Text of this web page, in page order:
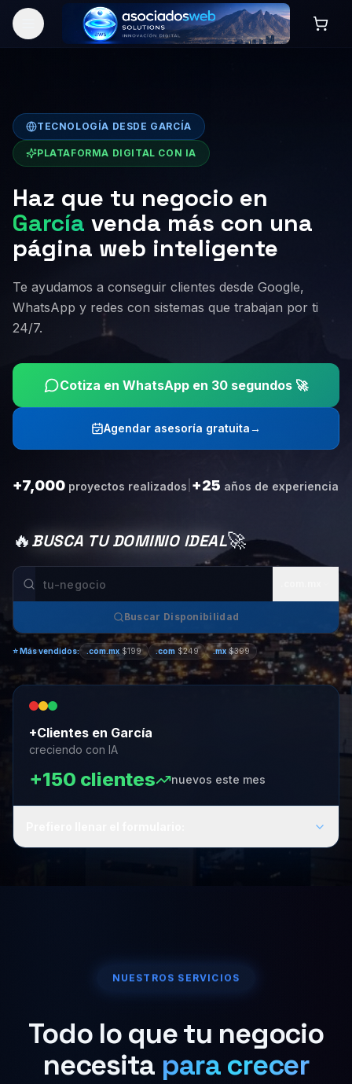
TECNOLOGÍA DESDE GARCÍA
PLATAFORMA DIGITAL CON IA
Haz que tu negocio en
García venda más con una
página web inteligente
Te ayudamos a conseguir clientes desde Google,
WhatsApp y redes con sistemas que trabajan por ti
24/7.
Cotiza en WhatsApp en 30 segundos 🚀
Agendar asesoría gratuita→
+7,000 proyectos realizados +25 años de experiencia
🔥BUSCA TU DOMINIO IDEAL🚀
Buscar Disponibilidad
⭐Más vendidos: .com.mx $199 .com $249 .mx $399
+Clientes en García
creciendo con IA
+150 clientes nuevos este mes
NUESTROS SERVICIOS
Todo lo que tu negocio
necesita para crecer